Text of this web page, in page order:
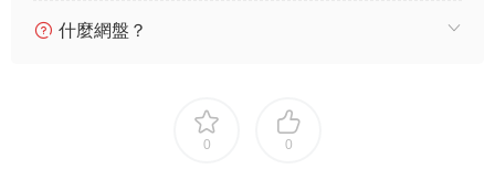
什麼網盤？
0 0